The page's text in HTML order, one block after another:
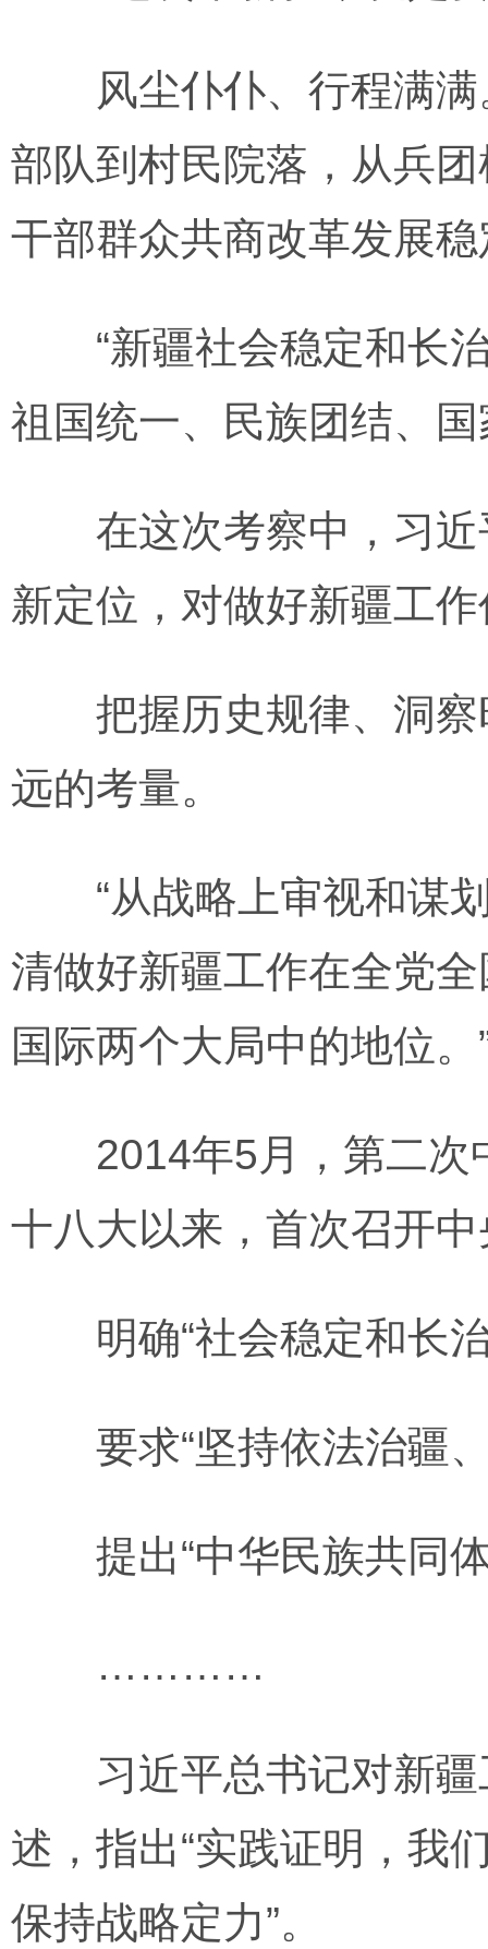
风尘仆仆、行程满满
部队到村民院落，从兵
干部群众共商改革发展
“新疆社会稳定和长治
祖国统一、民族团结、
在这次考察中，习近
新定位，对做好新疆工
把握历史规律、洞察
远的考量。
“从战略上审视和谋划
清做好新疆工作在全党
国际两个大局中的地位。
2014年5月，第二次
十八大以来，首次召开
明确“社会稳定和长治
要求“坚持依法治疆、
提出“中华民族共同体
…………
习近平总书记对新疆
述，指出“实践证明，我
保持战略定力”。